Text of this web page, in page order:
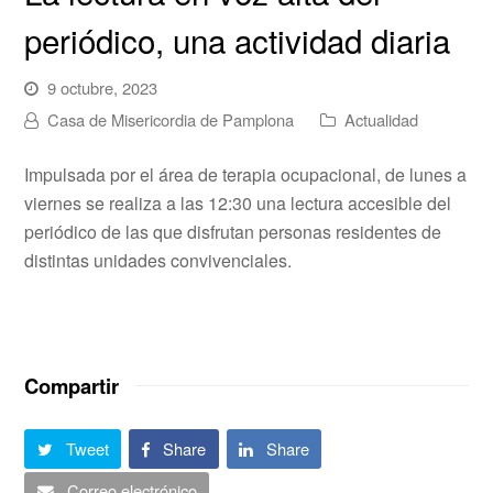
periódico, una actividad diaria
9 octubre, 2023
Casa de Misericordia de Pamplona
Actualidad
Impulsada por el área de terapia ocupacional, de lunes a
viernes se realiza a las 12:30 una lectura accesible del
periódico de las que disfrutan personas residentes de
distintas unidades convivenciales.
Compartir
Tweet Share
Share